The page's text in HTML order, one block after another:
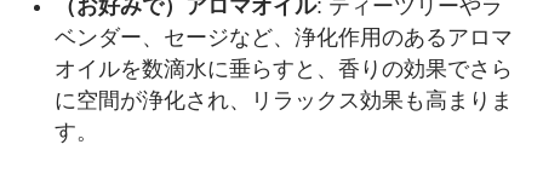
（お好みで）アロマオイル: ティーツリーやラ
ベンダー、セージなど、浄化作用のあるアロマ
オイルを数滴水に垂らすと、香りの効果でさら
に空間が浄化され、リラックス効果も高まりま
す。